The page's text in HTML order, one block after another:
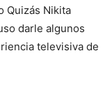
Quizás Nikita
darle algunos
televisiva de